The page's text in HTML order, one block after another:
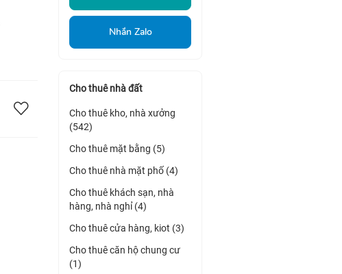
Nhắn Zalo
Cho thuê nhà đất
Cho thuê kho, nhà xưởng
(542)
Cho thuê mặt bằng (5)
Cho thuê nhà mặt phố (4)
Cho thuê khách sạn, nhà
hàng, nhà nghỉ (4)
Cho thuê cửa hàng, kiot (3)
Cho thuê căn hộ chung cư
(1)